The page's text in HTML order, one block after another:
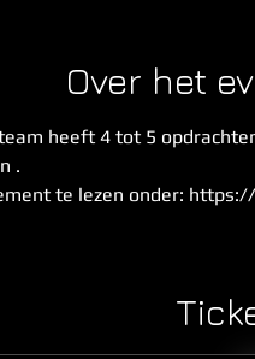
Over het
heeft 4 tot 5
.
te lezen onder: